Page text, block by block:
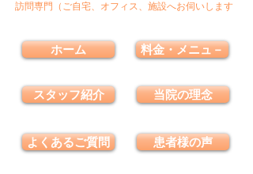
訪問専門（ご自宅、オフィス、施設へお伺いします
ホーム
スタッフ紹介
よくあるご質問
料金・メニュ－
当院の理念
患者様の声